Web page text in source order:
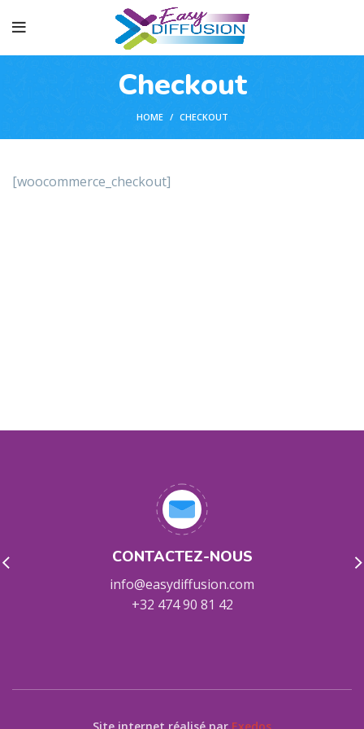
Checkout
HOME CHECKOUT
[woocommerce_checkout]
CONTACTEZ-NOUS
info@easydiffusion.com
+32 474 90 81 42
Site internet réalisé par Exedos